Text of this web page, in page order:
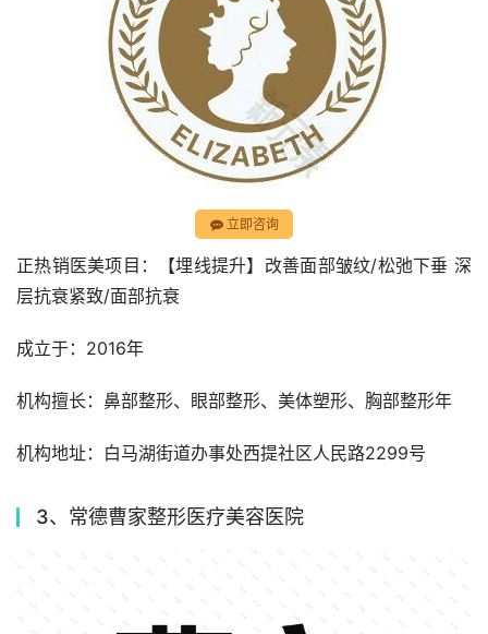
立即咨询
正热销医美项目：【埋线提升】改善面部皱纹/松弛下垂 深
层抗衰紧致/面部抗衰
成立于：2016年
机构擅长：鼻部整形、眼部整形、美体塑形、胸部整形年
机构地址：白马湖街道办事处西提社区人民路2299号
3、常德曹家整形医疗美容医院